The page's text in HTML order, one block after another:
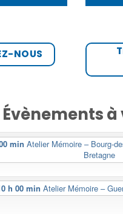
NOUS
Évènements à
min Atelier Mémoire – Bourg-
Bretagne
h 00 minAtelier Mémoire –